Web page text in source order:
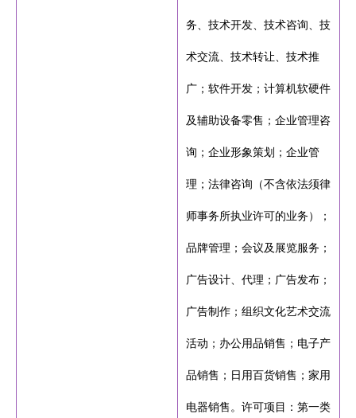
务、技术开发、技术咨询、技
术交流、技术转让、技术推
广；软件开发；计算机软硬件
及辅助设备零售；企业管理咨
询；企业形象策划；企业管
理；法律咨询（不含依法须律
师事务所执业许可的业务）；
品牌管理；会议及展览服务；
广告设计、代理；广告发布；
广告制作；组织文化艺术交流
活动；办公用品销售；电子产
品销售；日用百货销售；家用
电器销售。许可项目：第一类